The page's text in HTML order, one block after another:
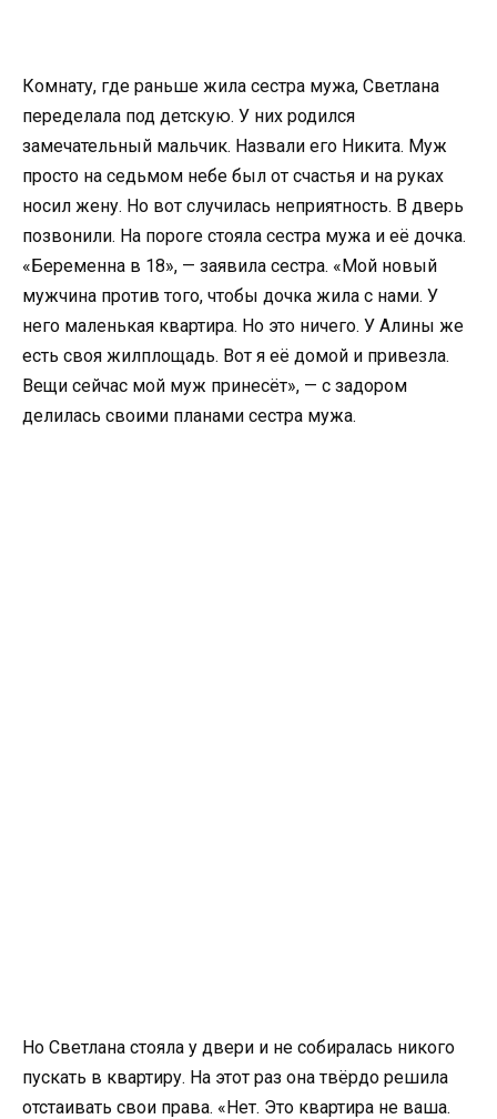
Комнату, где раньше жила сестра мужа, Светлана
переделала под детскую. У них родился
замечательный мальчик. Назвали его Никита. Муж
просто на седьмом небе был от счастья и на руках
носил жену. Но вот случилась неприятность. В дверь
позвонили. На пороге стояла сестра мужа и её дочка.
«Беременна в 18», — заявила сестра. «Мой новый
мужчина против того, чтобы дочка жила с нами. У
него маленькая квартира. Но это ничего. У Алины же
есть своя жилплощадь. Вот я её домой и привезла.
Вещи сейчас мой муж принесёт», — с задором
делилась своими планами сестра мужа.
Но Светлана стояла у двери и не собиралась никого
пускать в квартиру. На этот раз она твёрдо решила
отстаивать свои права. «Нет. Это квартира не ваша.